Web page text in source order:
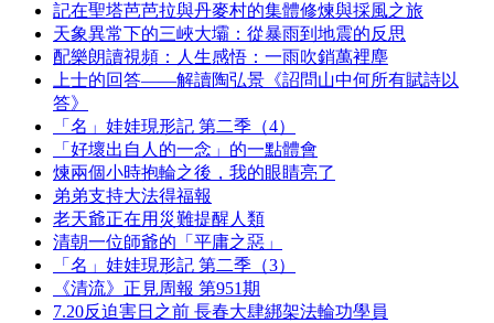
記在聖塔芭芭拉與丹麥村的集體修煉與採風之旅
天象異常下的三峽大壩：從暴雨到地震的反思
配樂朗讀視頻：人生感悟：一雨吹銷萬裡塵
上士的回答——解讀陶弘景《詔問山中何所有賦詩以
答》
「名」娃娃現形記 第二季（4）
「好壞出自人的一念」的一點體會
煉兩個小時抱輪之後，我的眼睛亮了
弟弟支持大法得福報
老天爺正在用災難提醒人類
清朝一位師爺的「平庸之惡」
「名」娃娃現形記 第二季（3）
《清流》正見周報 第951期
7.20反迫害日之前 長春大肆綁架法輪功學員